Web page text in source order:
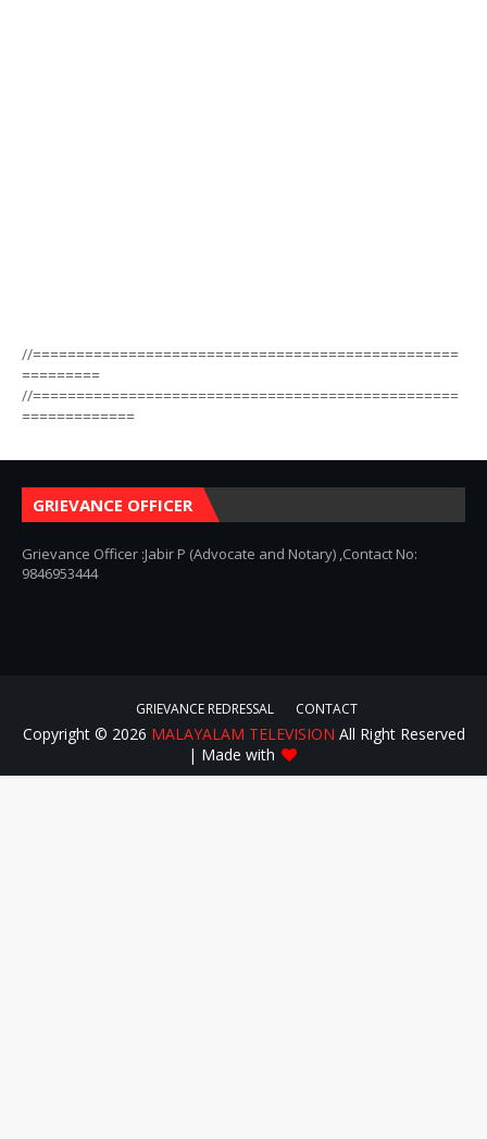
//=================================================
=========
//=================================================
=============
GRIEVANCE OFFICER
Grievance Officer :Jabir P (Advocate and Notary) ,Contact No:
9846953444
GRIEVANCE REDRESSAL CONTACT
Copyright © 2026 MALAYALAM TELEVISION All Right Reserved
| Made with